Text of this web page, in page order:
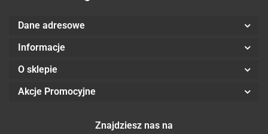
Dane adresowe
Informacje
O sklepie
Akcje Promocyjne
Znajdziesz nas na